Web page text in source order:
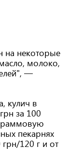
на некоторые
молоко,
—
кулич в
за 100
пекарнях
120 г и от